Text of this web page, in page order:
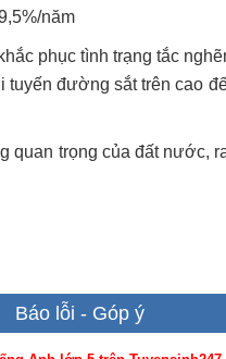
năm
phục tình trạng tắc
đường sắt trên cao
quan trọng của đất nước,
Báo lỗi - Góp ý